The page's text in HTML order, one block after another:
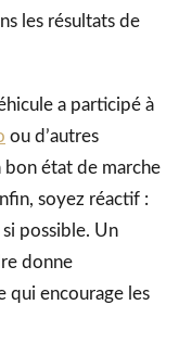
les résultats de
a participé à
ou d’autres
bon état de marche
soyez réactif :
si possible. Un
donne
qui encourage les